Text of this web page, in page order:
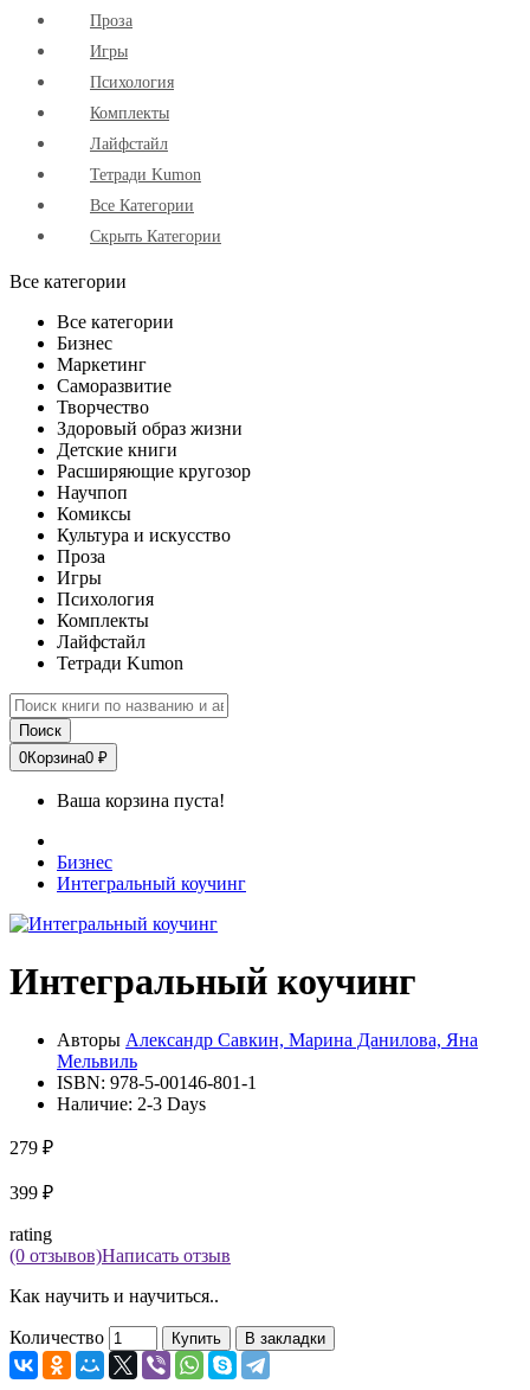
Проза
Игры
Психология
Комплекты
Лайфстайл
Тетради Kumon
Все Категории
Скрыть Категории
Все категории
Все категории
Бизнес
Маркетинг
Саморазвитие
Творчество
Здоровый образ жизни
Детские книги
Расширяющие кругозор
Научпоп
Комиксы
Культура и искусство
Проза
Игры
Психология
Комплекты
Лайфстайл
Тетради Kumon
Поиск
0Корзина0 ₽
Ваша корзина пуста!
Бизнес
Интегральный коучинг
Интегральный коучинг
Авторы Александр Савкин, Марина Данилова, Яна
Мельвиль
ISBN: 978-5-00146-801-1
Наличие: 2-3 Days
279 ₽
399 ₽
rating
(0 отзывов)Написать отзыв
Как научить и научиться..
Количество Купить В закладки